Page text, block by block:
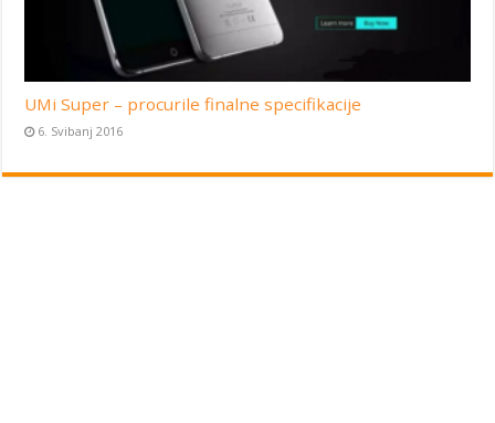
UMi Super – procurile finalne specifikacije
6. Svibanj 2016